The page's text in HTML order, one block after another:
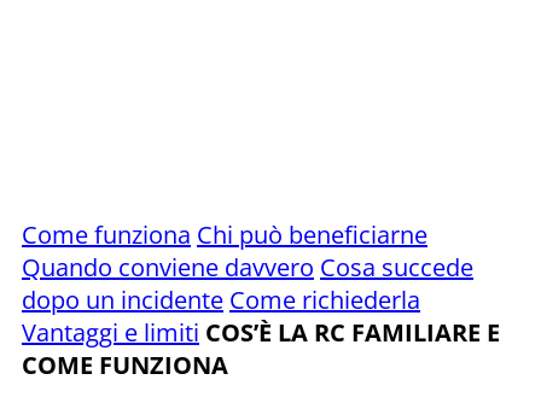
Come funziona Chi può beneficiarne
Quando conviene davvero Cosa succede
dopo un incidente Come richiederla
Vantaggi e limiti COS’È LA RC FAMILIARE E
COME FUNZIONA